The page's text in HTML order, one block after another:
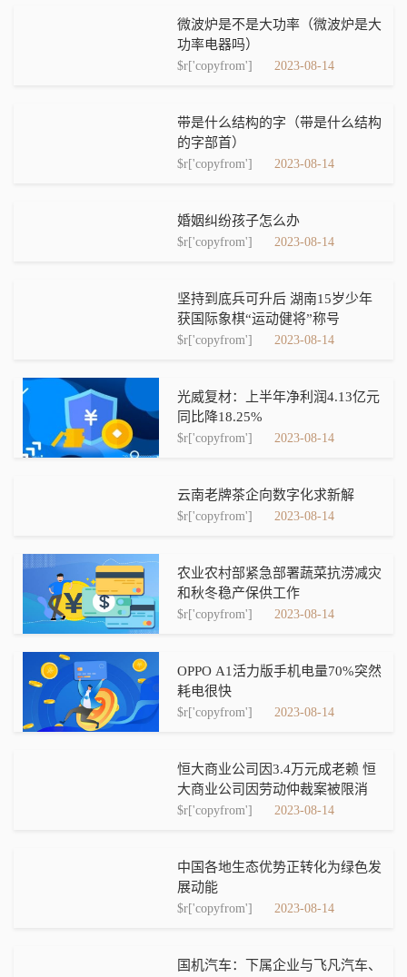
微波炉是不是大功率（微波炉是大
功率电器吗）
$r['copyfrom'] 2023-08-14
带是什么结构的字（带是什么结构
的字部首）
$r['copyfrom'] 2023-08-14
婚姻纠纷孩子怎么办
$r['copyfrom'] 2023-08-14
坚持到底兵可升后 湖南15岁少年
获国际象棋“运动健将”称号
$r['copyfrom'] 2023-08-14
光威复材：上半年净利润4.13亿元
同比降18.25%
$r['copyfrom'] 2023-08-14
云南老牌茶企向数字化求新解
$r['copyfrom'] 2023-08-14
农业农村部紧急部署蔬菜抗涝减灾
和秋冬稳产保供工作
$r['copyfrom'] 2023-08-14
OPPO A1活力版手机电量70%突然
耗电很快
$r['copyfrom'] 2023-08-14
恒大商业公司因3.4万元成老赖 恒
大商业公司因劳动仲裁案被限消
$r['copyfrom'] 2023-08-14
中国各地生态优势正转化为绿色发
展动能
$r['copyfrom'] 2023-08-14
国机汽车：下属企业与飞凡汽车、